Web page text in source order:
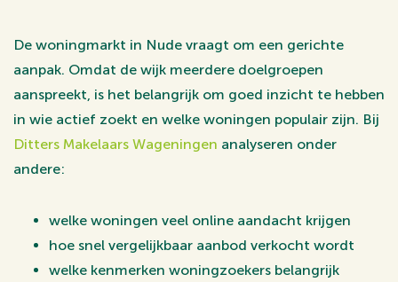
De woningmarkt in Nude vraagt om een gerichte
aanpak. Omdat de wijk meerdere doelgroepen
aanspreekt, is het belangrijk om goed inzicht te hebben
in wie actief zoekt en welke woningen populair zijn. Bij
Ditters Makelaars Wageningen analyseren onder
andere:
welke woningen veel online aandacht krijgen
hoe snel vergelijkbaar aanbod verkocht wordt
welke kenmerken woningzoekers belangrijk